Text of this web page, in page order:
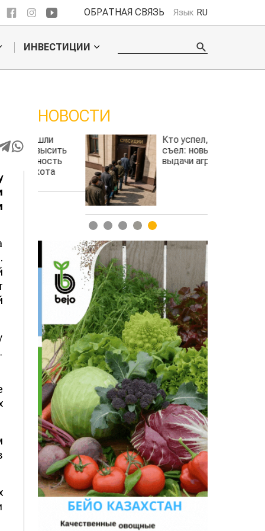
ОБРАТНАЯ СВЯЗЬ Язык RU
ИНВЕСТИЦИИ
НОВОСТИ
Кто успел, тот и
съел: новые правила
выдачи агросубсидий
1 2 3 4 5